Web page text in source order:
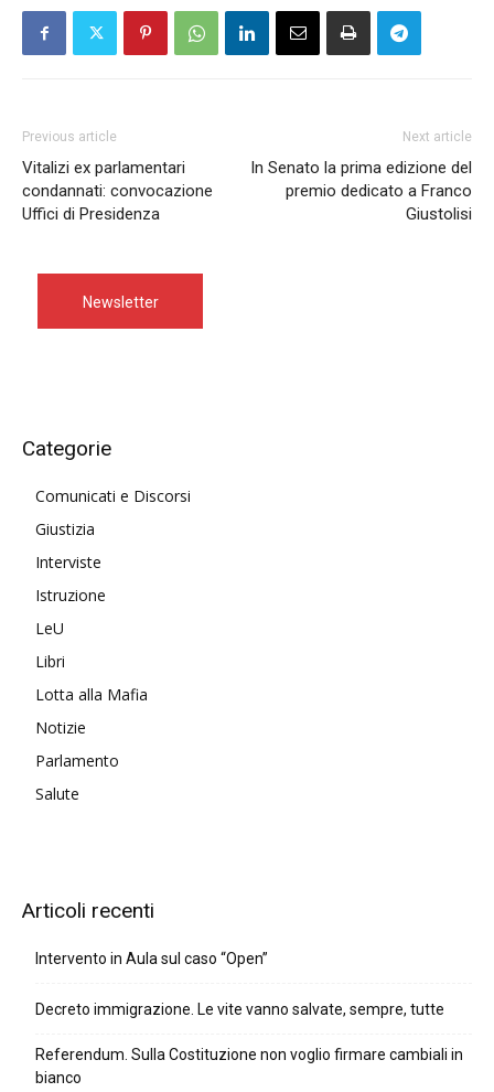
Previous article
Vitalizi ex parlamentari
condannati: convocazione
Uffici di Presidenza
Next article
In Senato la prima edizione del
premio dedicato a Franco
Giustolisi
Newsletter
Categorie
Comunicati e Discorsi
Giustizia
Interviste
Istruzione
LeU
Libri
Lotta alla Mafia
Notizie
Parlamento
Salute
Articoli recenti
Intervento in Aula sul caso “Open”
Decreto immigrazione. Le vite vanno salvate, sempre, tutte
Referendum. Sulla Costituzione non voglio firmare cambiali in
bianco